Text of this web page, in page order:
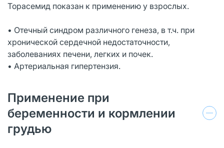
Торасемид показан к применению у взрослых.
• Отечный синдром различного генеза, в т.ч. при
хронической сердечной недостаточности,
заболеваниях печени, легких и почек.
• Артериальная гипертензия.
Применение при
беременности и кормлении
грудью